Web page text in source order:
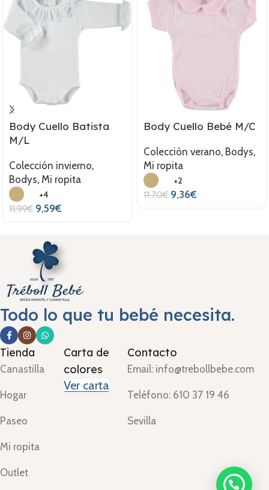
Body Cuello Batista
M/L
Colección invierno,
Bodys, Mi ropita
+4
11,99€ 9,59€
Body Cuello Bebé M/C
Colección verano, Bodys,
Mi ropita
+2
11,70€ 9,36€
Todo lo que tu bebé necesita.
Tienda
Canastilla
Hogar
Paseo
Mi ropita
Outlet
Carta de
colores
Ver carta
Contacto
Email: info@trebollbebe.com
Teléfono: 610 37 19 46
Sevilla